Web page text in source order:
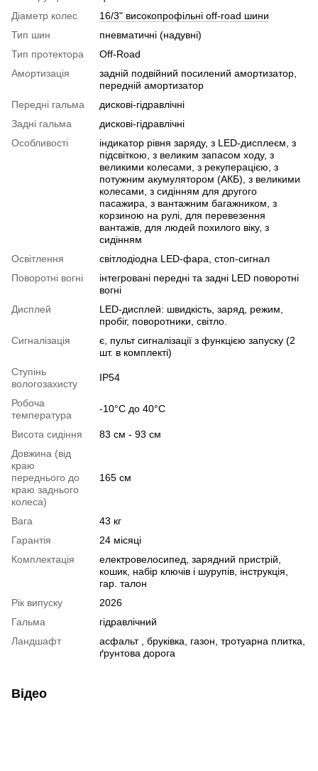
Діаметр колес
16/3" високопрофільні оff-road шини
Тип шин
пневматичні (надувні)
Тип протектора
Off-Road
Амортизація
задній подвійний посилений амортизатор,
передній амортизатор
Передні гальма
дискові-гідравлічні
Задні гальма
дискові-гідравлічні
Особливості
індикатор рівня заряду, з LED-дисплеєм, з
підсвіткою, з великим запасом ходу, з
великими колесами, з рекуперацією, з
потужним акумулятором (АКБ), з великими
колесами, з сидінням для другого
пасажира, з вантажним багажником, з
корзиною на рулі, для перевезення
вантажів, для людей похилого віку, з
сидінням
Освітлення
світлодіодна LED-фара, стоп-сигнал
Поворотні вогні
інтегровані передні та задні LED поворотні
вогні
Дисплей
LED-дисплей: швидкість, заряд, режим,
пробіг, поворотники, світло.
Сигналізація
є, пульт сигналізації з функцією запуску (2
шт. в комплекті)
Ступінь
вологозахисту
IP54
Робоча
температура
-10°C до 40°C
Висота сидіння
83 см - 93 см
Довжина (від
краю
переднього до
краю заднього
колеса)
165 см
Вага
43 кг
Гарантія
24 місяці
Комплектація
електровелосипед, зарядний пристрій,
кошик, набір ключів і шурупів, інструкція,
гар. талон
Рік випуску
2026
Гальма
гідравлічний
Ландшафт
асфальт , бруківка, газон, тротуарна плитка,
ґрунтова дорога
Відео